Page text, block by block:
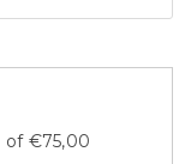
of €75,00